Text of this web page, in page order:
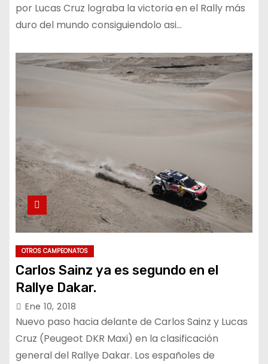
por Lucas Cruz lograba la victoria en el Rally más
duro del mundo consiguiendolo asi…
OTROS CAMPEONATOS
Carlos Sainz ya es segundo en el
Rallye Dakar.
Ene 10, 2018
Nuevo paso hacia delante de Carlos Sainz y Lucas
Cruz (Peugeot DKR Maxi) en la clasificación
general del Rallye Dakar. Los españoles de